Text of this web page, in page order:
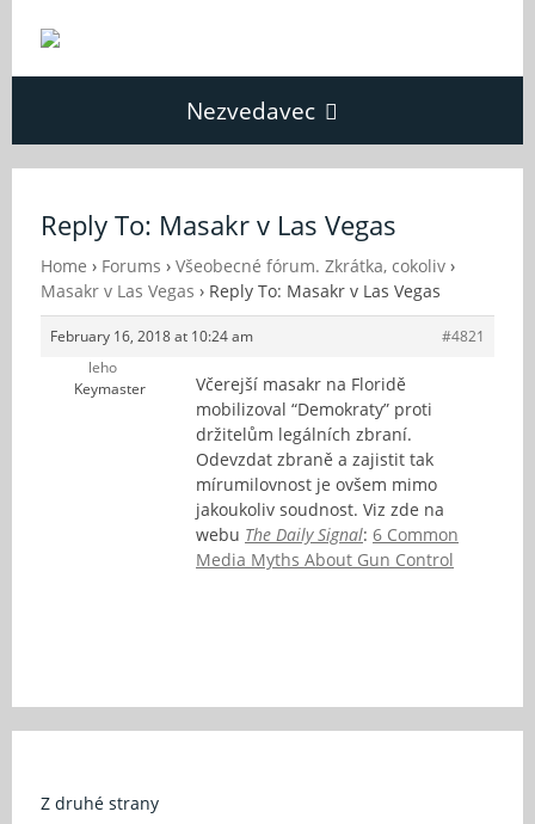
Nezvedavec
Fórum
O Nezvědavci
Kontakt
Reply To: Masakr v Las Vegas
Home › Forums › Všeobecné fórum. Zkrátka, cokoliv ›
Masakr v Las Vegas › Reply To: Masakr v Las Vegas
February 16, 2018 at 10:24 am
#4821
leho
Keymaster
Včerejší masakr na Floridě
mobilizoval “Demokraty” proti
držitelům legálních zbraní.
Odevzdat zbraně a zajistit tak
mírumilovnost je ovšem mimo
jakoukoliv soudnost. Viz zde na
webu The Daily Signal: 6 Common
Media Myths About Gun Control
Z druhé strany